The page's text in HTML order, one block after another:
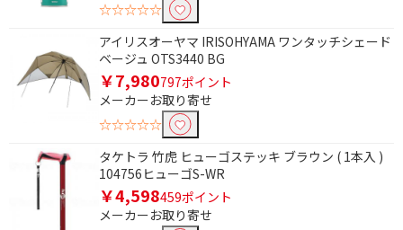
☆☆☆☆☆
アイリスオーヤマ IRISOHYAMA ワンタッチシェード
ベージュ OTS3440 BG
￥7,980797ポイント
メーカーお取り寄せ
☆☆☆☆☆
タケトラ 竹虎 ヒューゴステッキ ブラウン ( 1本入 )
104756ヒューゴS-WR
￥4,598459ポイント
メーカーお取り寄せ